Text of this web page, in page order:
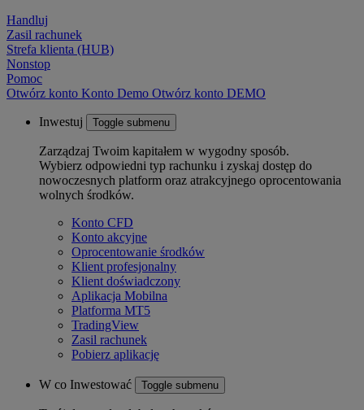
Handluj
Zasil rachunek
Strefa klienta (HUB)
Nonstop
Pomoc
Otwórz konto Konto Demo Otwórz konto DEMO
Inwestuj Toggle submenu
Zarządzaj Twoim kapitałem w wygodny sposób.
Wybierz odpowiedni typ rachunku i zyskaj dostęp do
nowoczesnych platform oraz atrakcyjnego oprocentowania
wolnych środków.
Konto CFD
Konto akcyjne
Oprocentowanie środków
Klient profesjonalny
Klient doświadczony
Aplikacja Mobilna
Platforma MT5
TradingView
Zasil rachunek
Pobierz aplikację
W co Inwestować Toggle submenu